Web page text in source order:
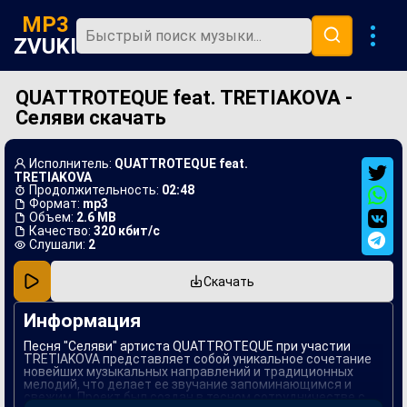
MP3
ZVUKI
Главная
Новинки
Популярная
В машину
Музыка 80х
Ремиксы
QUATTROTEQUE feat. TRETIAKOVA -
Селяви скачать
Исполнитель: QUATTROTEQUE feat.
TRETIAKOVA
Продолжительность: 02:48
Формат: mp3
Объем: 2.6 MB
Качество: 320 кбит/с
Слушали: 2
Скачать
Информация
Песня "Селяви" артиста QUATTROTEQUE при участии
TRETIAKOVA представляет собой уникальное сочетание
новейших музыкальных направлений и традиционных
мелодий, что делает ее звучание запоминающимся и
свежим. Проект был создан в тесном сотрудничестве с